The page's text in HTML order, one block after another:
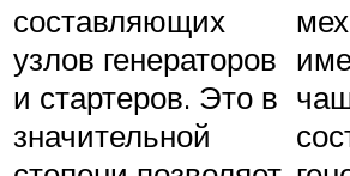
составляющих
узлов генераторов
и стартеров. Это в
значительной